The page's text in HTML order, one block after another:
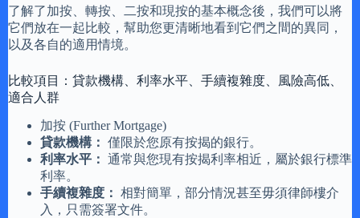
了解了加按、轉按、二按和現按的基本概念後，我們可以將
它們放在一起比較，幫助您更清晰地看到它們之間的異同，
以及各自的適用情境。
比較項目：貸款機構、利率水平、手續複雜度、風險高低、
適合人群
加按 (Further Mortgage)
貸款機構： 僅限於您原有按揭的銀行。
利率水平： 通常與您現有按揭利率相近，屬於銀行標準
利率。
手續複雜度： 相對簡單，部分情況甚至毋須律師樓介
入，只需簽署文件。